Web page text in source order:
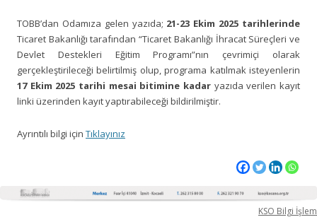
TOBB’dan Odamıza gelen yazıda; 21-23 Ekim 2025 tarihlerinde
Ticaret Bakanlığı tarafından “Ticaret Bakanlığı İhracat Süreçleri ve
Devlet Destekleri Eğitim Programı”nın çevrimiçi olarak
gerçekleştirileceği belirtilmiş olup, programa katılmak isteyenlerin
17 Ekim 2025 tarihi mesai bitimine kadar yazıda verilen kayıt
linki üzerinden kayıt yaptırabileceği bildirilmiştir.
Ayrıntılı bilgi için Tıklayınız
KSO Bilgi İşlem